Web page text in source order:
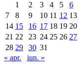
1
2 3 4 5
6
7
8 9 10 11 12 13
14 15 16 17 18 19 20
21 22 23 24 25 26 27
28 29 30 31
« apr.
iun. »